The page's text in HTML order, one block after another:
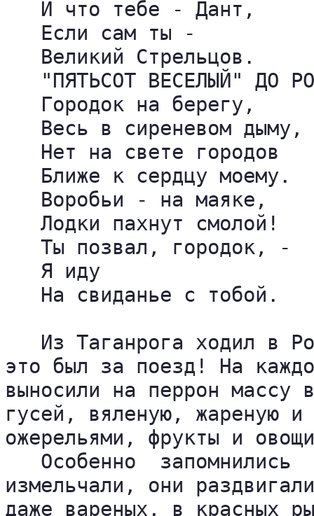
   И что тебе - Дант,
   Если сам ты -
   Великий Стрельцов.
"ПЯТЬСОТ ВЕСЕЛЫЙ" ДО
   Городок на берегу,
   Весь в сиреневом дыму,
   Нет на свете городов
   Ближе к сердцу моему.
   Воробьи - на маяке,
   Лодки пахнут смолой!
   Ты позвал, городок, -
   Я иду
   На свиданье с тобой.
Из Таганрога ходил в
это был за поезд! На
выносили на перрон
гусей, вяленую, жареную и
ожерельями, фрукты и
Особенно  запомнились
измельчали, они
даже вареных, в красных